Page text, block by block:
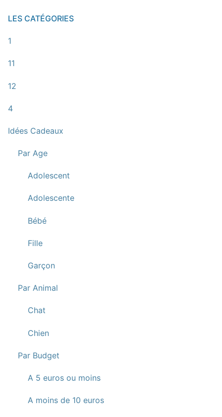
LES CATÉGORIES
1
11
12
4
Idées Cadeaux
Par Age
Adolescent
Adolescente
Bébé
Fille
Garçon
Par Animal
Chat
Chien
Par Budget
A 5 euros ou moins
A moins de 10 euros